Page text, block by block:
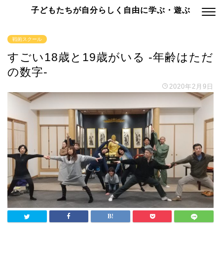
子どもたちが自分らしく自由に学ぶ・遊ぶ
戦術スクール
すごい18歳と19歳がいる -年齢はただ
の数字-
2020年2月9日